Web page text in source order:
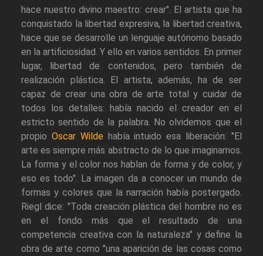
hace nuestro divino maestro: crear". El artista que ha
conquistado la libertad expresiva, la libertad creativa,
hace que se desarrolle un lenguaje autónomo basado
en la artificiosidad. Y ello en varios sentidos. En primer
lugar, libertad de contenidos, pero también de
realización plástica. El artista, además, ha de ser
capaz de crear una obra de arte total y cuidar de
todos los detalles: había nacido el creador en el
estricto sentido de la palabra. No olvidemos que el
propio Oscar Wilde había intuido esa liberación: "El
arte es siempre más abstracto de lo que imaginamos.
La forma y el color nos hablan de forma y de color, y
eso es todo". La imagen da a conocer un mundo de
formas y colores que la narración había postergado.
Riegl dice: "Toda creación plástica del hombre no es
en el fondo más que el resultado de una
competencia creativa con la naturaleza" y define la
obra de arte como "una aparición de las cosas como